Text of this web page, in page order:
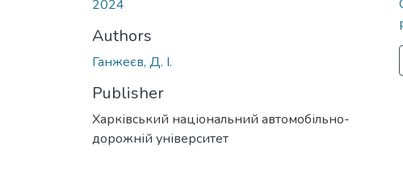
2024
Authors
Ганжеєв, Д. І.
Publisher
Харківський національний автомобільно-
дорожній університет